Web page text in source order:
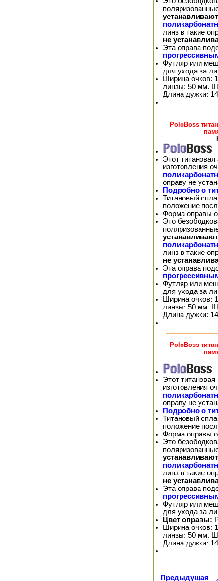
линз в такие
не
Эта оправа
Футляр или
для ухода за
Ширина очков:
линзы: 50 мм.
Длина дужки:
PoloBoss
Этот
изготовления
оправу не
Подробно о
Титановый
положение
Форма оправы
Это
линз в такие
не
Эта оправа
Футляр или
для ухода за
Ширина очков:
линзы: 50 мм.
Длина дужки:
PoloBoss
Этот
изготовления
оправу не
Подробно о
Титановый
положение
Форма оправы
Это
линз в такие
не
Эта оправа
Футляр или
для ухода за
Цвет оправы:
Ширина очков:
линзы: 50 мм.
Длина дужки:
Предыдущая